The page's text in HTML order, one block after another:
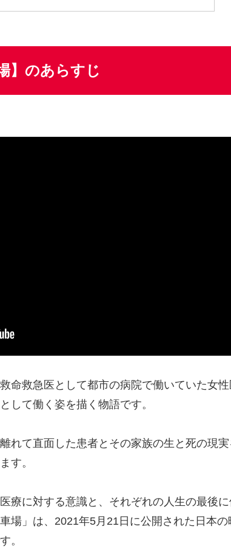
】のあらすじ
命救急医として都市の病院で働いていた女
して働く姿を描く物語です。
れて直面した患者とその家族の生と死の現
す。
療に対する意識と、それぞれの人生の最後
場」は、2021年5月21日に公開された日本の
。